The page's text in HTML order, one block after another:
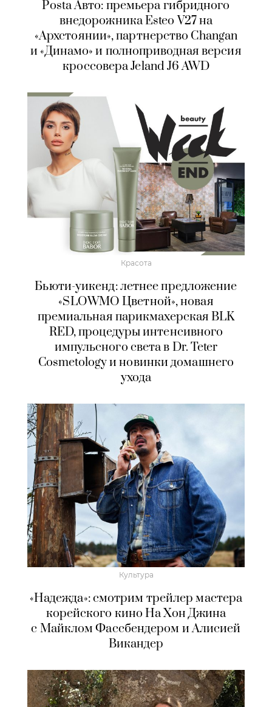
Posta Авто: премьера гибридного
внедорожника Esteo V27 на
«Архстоянии», партнерство Changan
и «Динамо» и полноприводная версия
кроссовера Jeland J6 AWD
Красота
Бьюти-уикенд: летнее предложение
«SLOWMO Цветной», новая
премиальная парикмахерская BLK
RED, процедуры интенсивного
импульсного света в Dr. Teter
Cosmetology и новинки домашнего
ухода
Культура
«Надежда»: смотрим трейлер мастера
корейского кино На Хон Джина
с Майклом Фассбендером и Алисией
Викандер